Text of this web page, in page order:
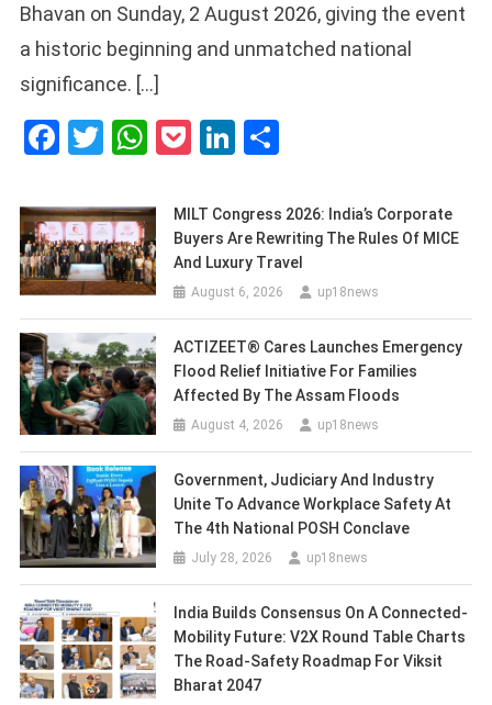
Bhavan on Sunday, 2 August 2026, giving the event
a historic beginning and unmatched national
significance. […]
Facebook
Twitter
WhatsApp
PocketLinkedIn
MILT Congress 2026: India’s Corporate
Buyers Are Rewriting The Rules Of MICE
And Luxury Travel
August 6, 2026 up18news
ACTIZEET® Cares Launches Emergency
Flood Relief Initiative For Families
Affected By The Assam Floods
August 4, 2026 up18news
Government, Judiciary And Industry
Unite To Advance Workplace Safety At
The 4th National POSH Conclave
July 28, 2026 up18news
India Builds Consensus On A Connected-
Mobility Future: V2X Round Table Charts
The Road-Safety Roadmap For Viksit
Bharat 2047